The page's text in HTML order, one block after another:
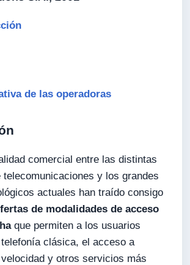
de las operadoras
comercial entre las distintas
telecomunicaciones y los grandes
actuales han traído consigo
de modalidades de acceso
que permiten a los usuarios
clásica, el acceso a
y otros servicios más